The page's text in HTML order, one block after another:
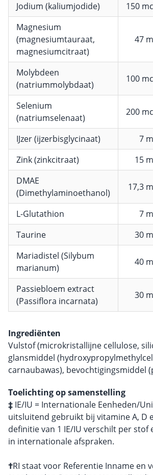
Jodium (kaliumjodide) 150
Magnesium
(magnesiumtauraat,
magnesiumcitraat)
47
Molybdeen
(natriummolybdaat)
100
Selenium
(natriumselenaat)
200
IJzer (ijzerbisglycinaat) 7
Zink (zinkcitraat)
15
DMAE
(Dimethylaminoethanol)
17,3
L-Glutathion
7
Taurine
30
Mariadistel (Silybum
marianum)
40
Passiebloem extract
(Passiflora incarnata)
30
Ingrediënten
Vulstof (microkristallijne cellulose,
glansmiddel
carnaubawas), bevochtigingsmiddel
Toelichting op samenstelling
‡ IE/IU = Internationale Eenheden/
uitsluitend gebruikt bij vitamine A, D
definitie van 1 IE/IU verschilt per stof
in internationale afspraken.
†RI staat voor Referentie Inname en